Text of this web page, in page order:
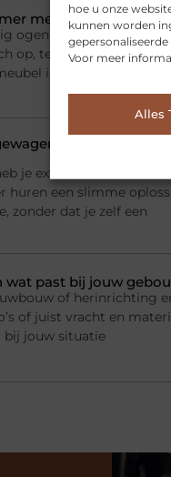
hoe u onze
kunnen worden
Voor meer
Alles
met een zwevend
ogen. Apparatuur,
op, terwijl je juist in de
is dan een slimme
huren? Kies de
je extra laadruimte
huren een slimme
zonder dat je zelf een
past bij jouw
of herinrichting
of juist vracht en
bij jouw situatie